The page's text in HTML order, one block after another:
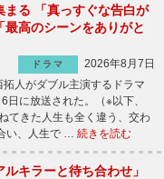
まる 「真っすぐな告白が
最高のシーンをありがと
ドラマ
2026年8月7日
人がダブル主演するドラマ
日に放送された。（※以下、
てきた人生も全く違う、交わ
い、人生で … 続きを読む
ルキラーと待ち合わせ」